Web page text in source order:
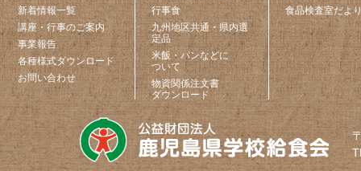
新着情報一覧
講座・行事のご案内
事業報告
各種様式ダウンロード
お問い合わせ
行事食
九州地区共通・県内選
定品
米飯・パンなどに
ついて
物資関係注文書
ダウンロード
食品検査室だよ